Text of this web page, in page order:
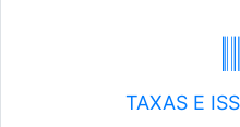
TAXAS E